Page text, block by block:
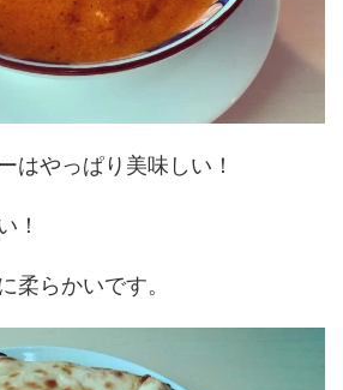
はやっぱり美味しい！
！
柔らかいです。